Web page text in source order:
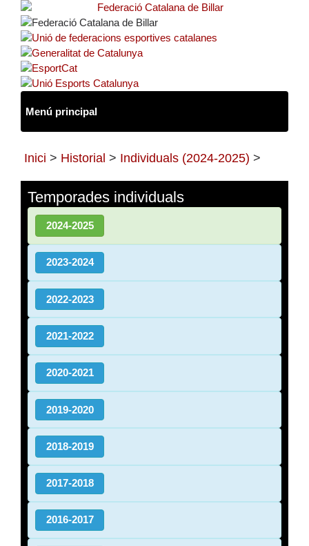
Inici > Historial > Individuals (2024-2025) >
Temporades individuals
2024-2025
2023-2024
2022-2023
2021-2022
2020-2021
2019-2020
2018-2019
2017-2018
2016-2017